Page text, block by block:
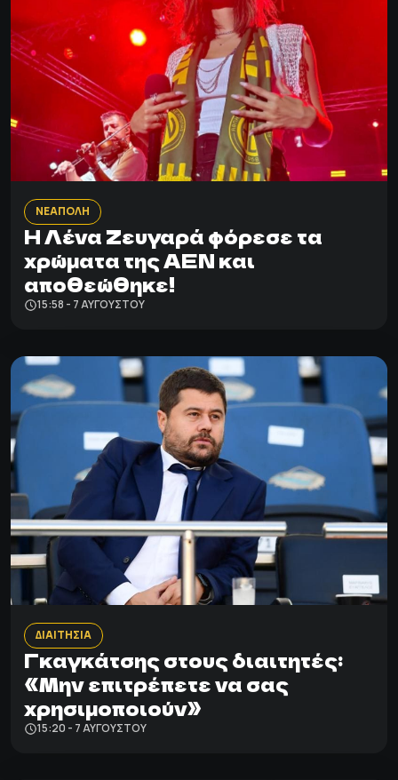
ΝΕΑΠΟΛΗ
Η Λένα Ζευγαρά φόρεσε τα
χρώματα της ΑΕΝ και
αποθεώθηκε!
15:58 - 7 ΑΥΓΟΎΣΤΟΥ
ΔΙΑΙΤΗΣΙΑ
Γκαγκάτσης στους διαιτητές:
«Μην επιτρέπετε να σας
χρησιμοποιούν»
15:20 - 7 ΑΥΓΟΎΣΤΟΥ